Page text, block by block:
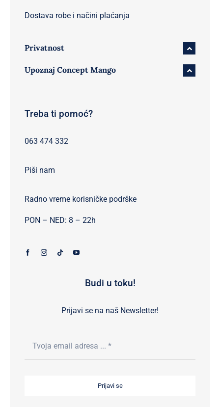
Budi u toku!
Prijavi se na naš Newsletter!
Prijavi se
Dostava robe i načini plaćanja
Privatnost
Upoznaj Concept Mango
Treba ti pomoć?
063 474 332
Piši nam
Radno vreme korisničke podrške
PON – NED: 8 – 22h